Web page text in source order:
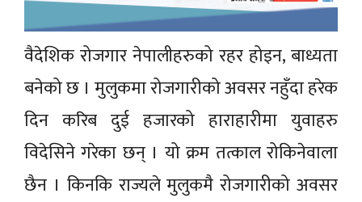
वैदेशिक रोजगार नेपालीहरुको रहर होइन, बाध्यता
बनेको छ । मुलुकमा रोजगारीको अवसर नहुँदा हरेक
दिन करिब दुई हजारको हाराहारीमा युवाहरु
विदेसिने गरेका छन् । यो क्रम तत्काल रोकिनेवाला
छैन । किनकि राज्यले मुलुकमै रोजगारीको अवसर